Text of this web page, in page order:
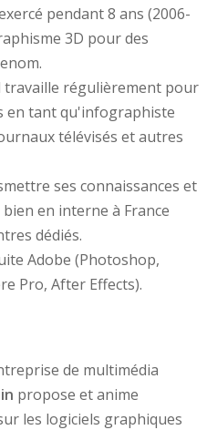
pendant 8 ans (2006-
3D pour des
travaille régulièrement pour
en tant qu'infographiste
télévisés et autres
ses connaissances et
en interne à France
dédiés.
Adobe (Photoshop,
Pro, After Effects).
de multimédia
propose et anime
les logiciels graphiques